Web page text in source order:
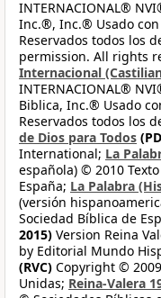
INTERNACIONAL®
Inc.®, Inc.® Usado
Reservados todos los
permission. All rights
Internacional
INTERNACIONAL®
Biblica, Inc.® Usado
Reservados todos los
de Dios para Todos
International; La
española) © 2010
España; La Palabra
(versión
Sociedad Bíblica de
2015) Version Reina
by Editorial Mundo
(RVC) Copyright ©
Unidas; Reina-Valera